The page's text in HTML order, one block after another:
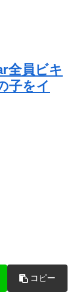
全員ビキ
子をイ
コピー